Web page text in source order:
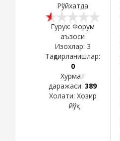
Рўйхатда
Гурух: Форум
аъзоси
Изохлар: 3
Тақдирланишлар:
0
Хурмат
даражаси: 389
Холати: Хозир
йўқ